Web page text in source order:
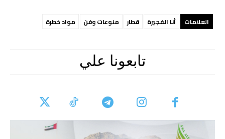
العلامات أنا الفجيرة قطار منوعات وفن مواد خطرة
تابعونا علي